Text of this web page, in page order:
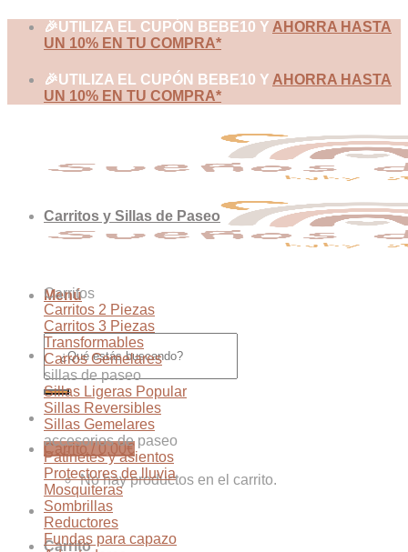
Skip
🎉UTILIZA EL CUPÓN BEBE10 Y AHORRA HASTA
UN 10% EN TU COMPRA*
🎉UTILIZA EL CUPÓN BEBE10 Y AHORRA HASTA
UN 10% EN TU COMPRA*
Menú
Buscar
por:
Carrito /0,00€
No hay productos en el carrito.
Carrito
Carritos y Sillas de Paseo
Carritos
Carritos 2 Piezas
Carritos 3 Piezas
Transformables
Carros Gemelares
sillas de paseo
Sillas Ligeras
Sillas Reversibles
Sillas Gemelares
accesorios de paseo
Patinetes y asientos
Protectores de lluvia
Mosquiteras
Sombrillas
Reductores
Fundas para capazo